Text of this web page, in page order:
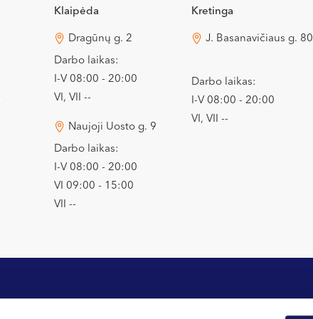
Klaipėda
Dragūnų g. 2
Darbo laikas:
I-V 08:00 - 20:00
VI, VII --
Naujoji Uosto g. 9
Darbo laikas:
I-V 08:00 - 20:00
VI 09:00 - 15:00
VII --
Kretinga
J. Basanavičiaus g. 80
Darbo laikas:
I-V 08:00 - 20:00
VI, VII --